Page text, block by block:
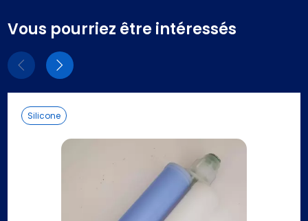
Vous pourriez être intéressés
ElémentsEléments
Silicone